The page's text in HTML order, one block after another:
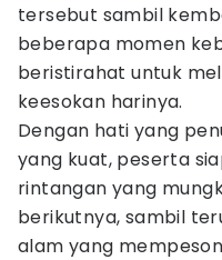
tersebut sambil
beberapa momen
beristirahat untuk
keesokan harinya.
Dengan hati yang
yang kuat, peserta
rintangan yang
berikutnya, sambil
alam yang